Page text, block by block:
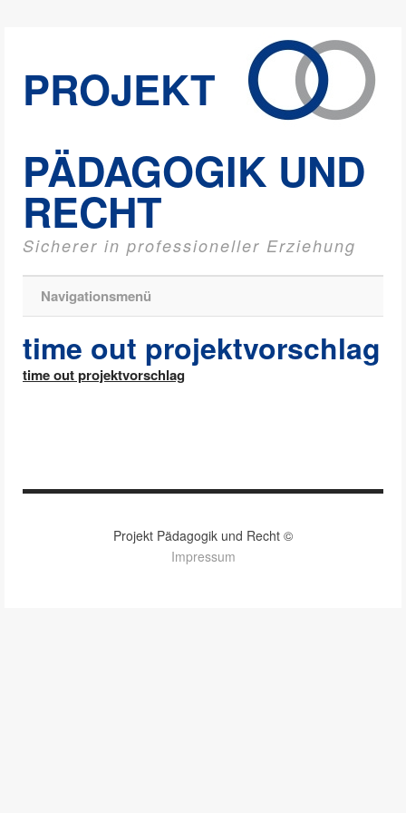
PROJEKT
PÄDAGOGIK UND
RECHT
Sicherer in professioneller Erziehung
Navigationsmenü
time out projektvorschlag
time out projektvorschlag
Projekt Pädagogik und Recht ©
Impressum